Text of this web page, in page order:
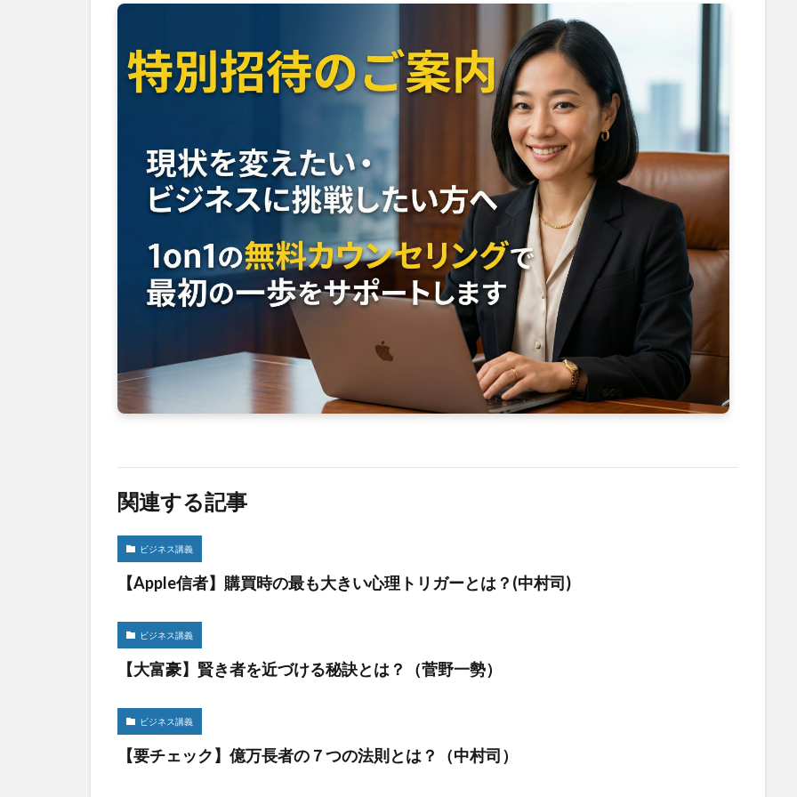
関連する記事
ビジネス講義
【Apple信者】購買時の最も大きい心理トリガーとは？(中村司)
ビジネス講義
【大富豪】賢き者を近づける秘訣とは？（菅野一勢）
ビジネス講義
【要チェック】億万長者の７つの法則とは？（中村司）